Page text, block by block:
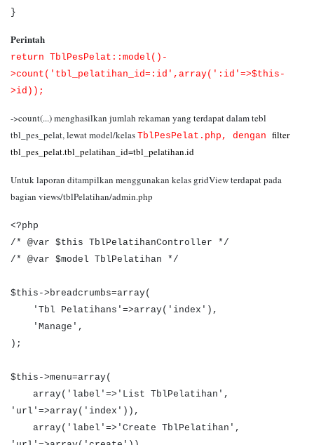
}
Perintah
return TblPesPelat::model()-
>count('tbl_pelatihan_id=:id',array(':id'=>$this-
>id));
->count(...) menghasilkan jumlah rekaman yang terdapat dalam tebl
tbl_pes_pelat, lewat model/kelas TblPesPelat.php, dengan filter
tbl_pes_pelat.tbl_pelatihan_id=tbl_pelatihan.id
Untuk laporan ditampilkan menggunakan kelas gridView terdapat pada
bagian views/tblPelatihan/admin.php
<?php
/* @var $this TblPelatihanController */
/* @var $model TblPelatihan */
$this->breadcrumbs=array(
'Tbl Pelatihans'=>array('index'),
'Manage',
);
$this->menu=array(
array('label'=>'List TblPelatihan',
'url'=>array('index')),
array('label'=>'Create TblPelatihan',